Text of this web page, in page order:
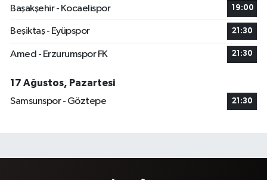
Başakşehir - Kocaelispor
19:00
Beşiktaş - Eyüpspor 21:30
Amed - Erzurumspor FK 21:30
17 Ağustos, Pazartesi
Samsunspor - Göztepe
21:30